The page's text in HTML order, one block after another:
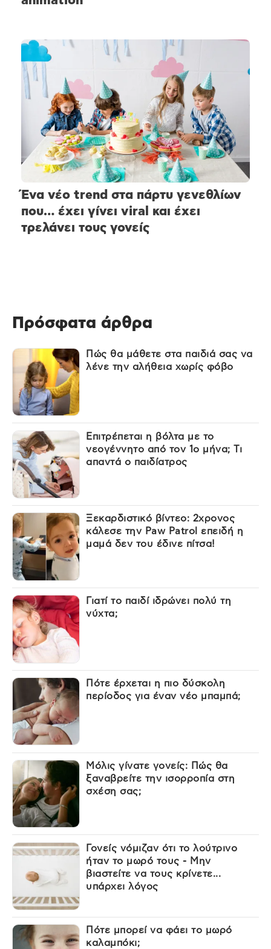
Ένα νέο trend στα πάρτυ γενεθλίων
που… έχει γίνει viral και έχει
τρελάνει τους γονείς
Πρόσφατα άρθρα
Πώς θα μάθετε στα παιδιά σας να
λένε την αλήθεια χωρίς φόβο
Επιτρέπεται η βόλτα με το
νεογέννητο από τον 1ο μήνα; Τι
απαντά ο παιδίατρος
Ξεκαρδιστικό βίντεο: 2χρονος
κάλεσε την Paw Patrol επειδή η
μαμά δεν του έδινε πίτσα!
Γιατί το παιδί ιδρώνει πολύ τη
νύχτα;
Πότε έρχεται η πιο δύσκολη
περίοδος για έναν νέο μπαμπά;
Μόλις γίνατε γονείς: Πώς θα
ξαναβρείτε την ισορροπία στη
σχέση σας;
Γονείς νόμιζαν ότι το λούτρινο
ήταν το μωρό τους - Μην
βιαστείτε να τους κρίνετε...
υπάρχει λόγος
Πότε μπορεί να φάει το μωρό
καλαμπόκι;